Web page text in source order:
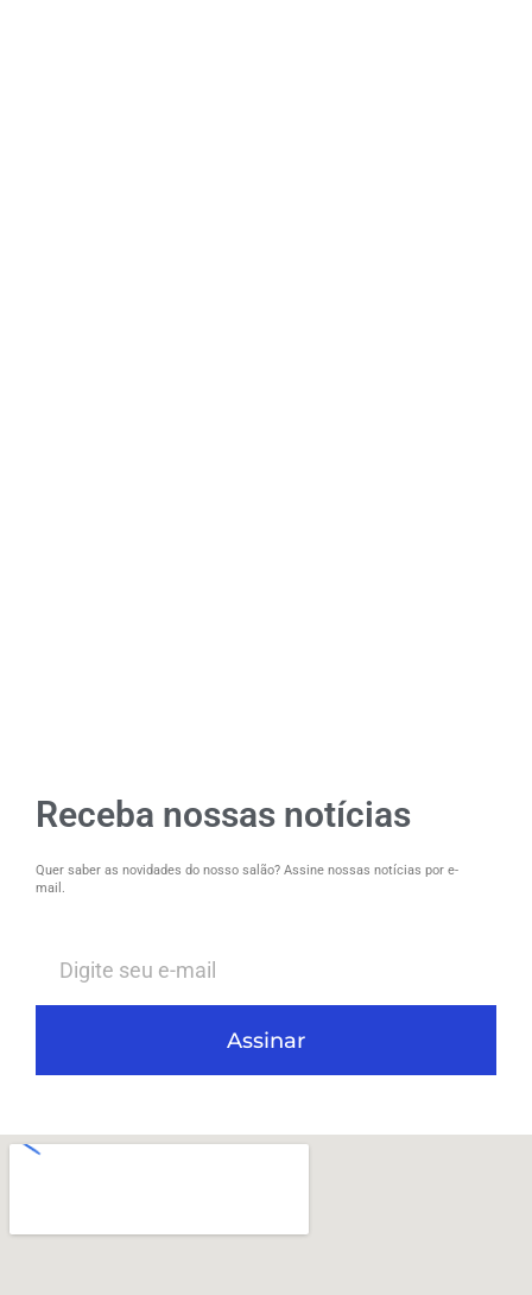
Receba nossas notícias
Quer saber as novidades do nosso salão? Assine nossas notícias por e-
mail.
Assinar